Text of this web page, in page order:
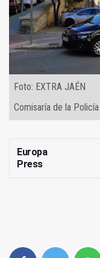
Foto: EXTRA JAÉN
Comisaría de la
Europa
Press